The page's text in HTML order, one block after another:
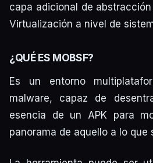
capa adicional de
Virtualización a nivel de
¿QUÉ ES MOBSF?
Es un entorno
malware, capaz de
esencia de un APK para
panorama de aquello a lo que